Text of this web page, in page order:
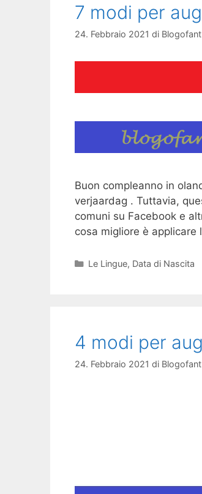
7 modi per
24. Febbraio 2021 di Blogofant
Buon compleanno in
verjaardag . Tuttavia,
comuni su Facebook e
cosa migliore è
Categorie
Le Lingue, Data di Nascita
4 modi per
24. Febbraio 2021 di Blogofant